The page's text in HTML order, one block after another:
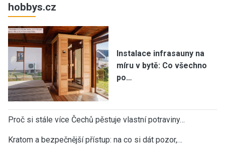
hobbys.cz
Instalace infrasauny na
míru v bytě: Co všechno
po…
Proč si stále více Čechů pěstuje vlastní potraviny…
Kratom a bezpečnější přístup: na co si dát pozor,…